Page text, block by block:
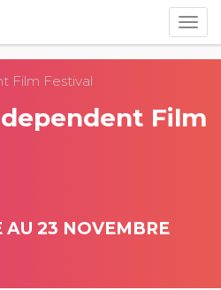
Film Festival
Film
AU 23 NOVEMBRE